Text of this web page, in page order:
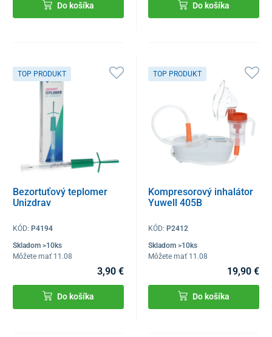
Do košíka Do košíka
TOP PRODUKT
Bezortuťový teplomer
Unizdrav
KÓD: P4194
Skladom >10ks
Môžete mať 11.08
3,90 €
Do košíka
TOP PRODUKT
Kompresorový inhalátor
Yuwell 405B
KÓD:P2412
Skladom >10ks
Môžete mať 11.08
19,90 €
Do košíka